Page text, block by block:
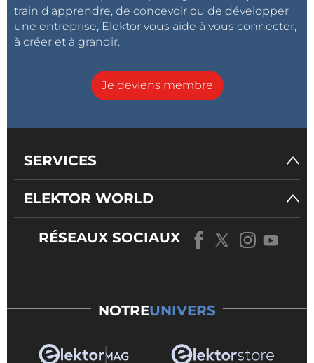
train d'apprendre, de concevoir ou de développer
une entreprise, Elektor vous aide à vous connecter,
à créer et à grandir.
Je deviens membre
SERVICES
ELEKTOR WORLD
RÉSEAUX SOCIAUX
NOTREUNIVERS